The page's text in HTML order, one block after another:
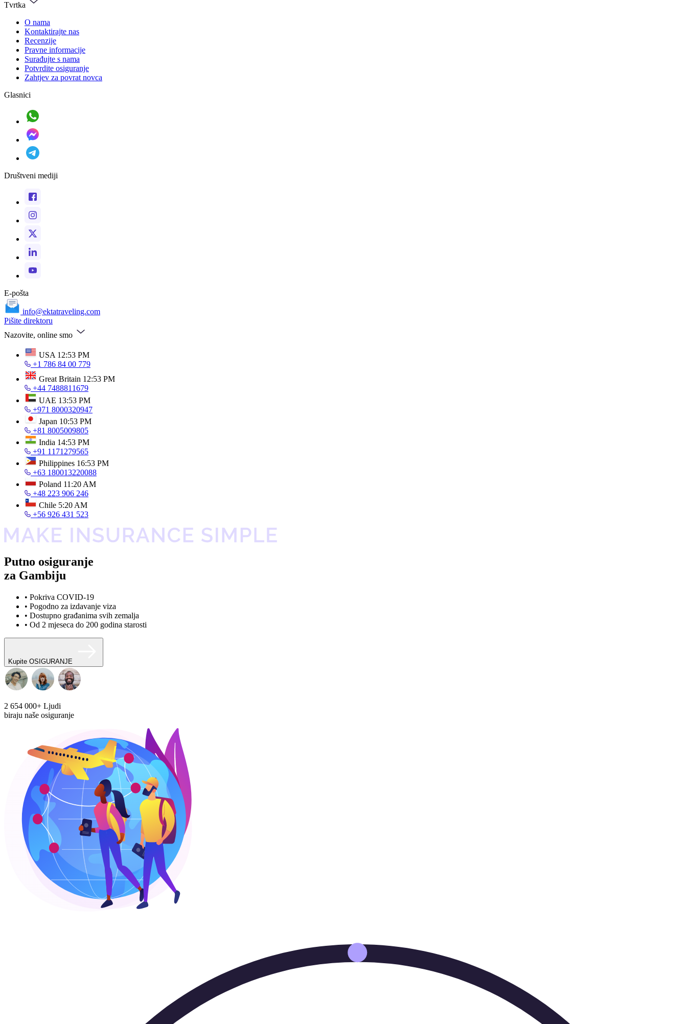
Tvrtka
O nama
Kontaktirajte nas
Recenzije
Pravne informacije
Surađujte s nama
Potvrdite osiguranje
Zahtjev za povrat novca
Glasnici
Društveni mediji
E-pošta
info@ektatraveling.com
Pišite direktoru
Nazovite, online smo
USA 12:53 PM
+1 786 84 00 779
Great Britain 12:53 PM
+44 7488811679
UAE 13:53 PM
+971 8000320947
Japan 10:53 PM
+81 8005009805
India 14:53 PM
+91 1171279565
Philippines 16:53 PM
+63 180013220088
Poland 11:20 AM
+48 223 906 246
Chile 5:20 AM
+56 926 431 523
Putno osiguranje
za Gambiju
• Pokriva COVID-19
• Pogodno za izdavanje viza
• Dostupno građanima svih zemalja
• Od 2 mjeseca do 200 godina starosti
Kupite OSIGURANJE
2 654 000+ Ljudi
biraju naše osiguranje